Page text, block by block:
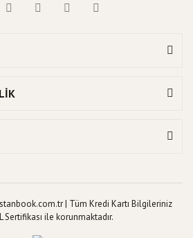
| Tüm Kredi Kartı Bilgileriniz
Sertifikası ile korunmaktadır.